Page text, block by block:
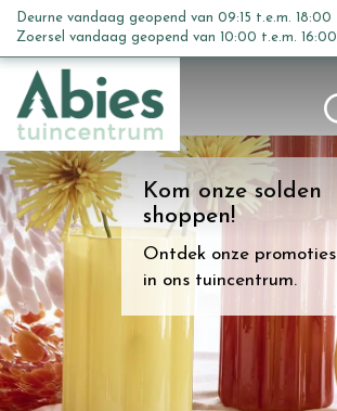
n
c
o
n
t
e
n
t
Planten- en Tuinverzorging
Kom onze solden
shoppen!
Ontdek onze promoties
in ons tuincentrum.
Deurne vandaag geopend van 09:15 t.e.m. 18:00
Zoersel vandaag geopend van 10:00 t.e.m. 16:00